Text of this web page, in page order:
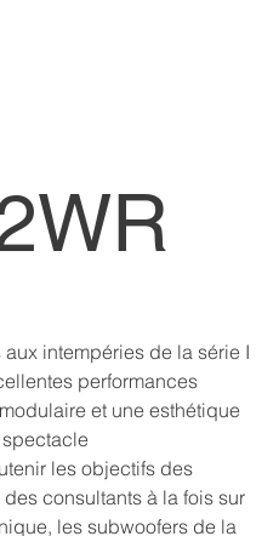
intempéries de la série I
performances
et une esthétique
les objectifs des
consultants à la fois sur
les subwoofers de la